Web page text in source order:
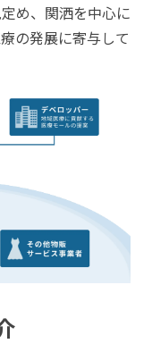
め、関洒を中心に
の発展に寄与して